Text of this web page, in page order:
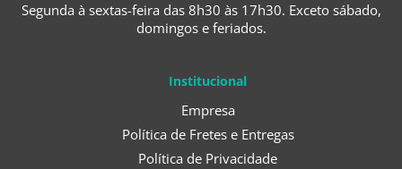
Institucional
Empresa
Política de Fretes e Entregas
Política de Privacidade
Segunda à sextas-feira das 8h30 às 17h30. Exceto sábado,
domingos e feriados.